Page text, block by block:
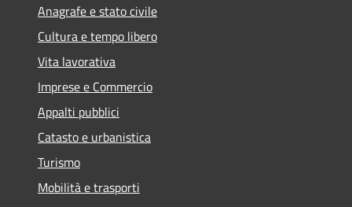
Anagrafe e stato civile
Cultura e tempo libero
Vita lavorativa
Imprese e Commercio
Appalti pubblici
Catasto e urbanistica
Turismo
Mobilità e trasporti